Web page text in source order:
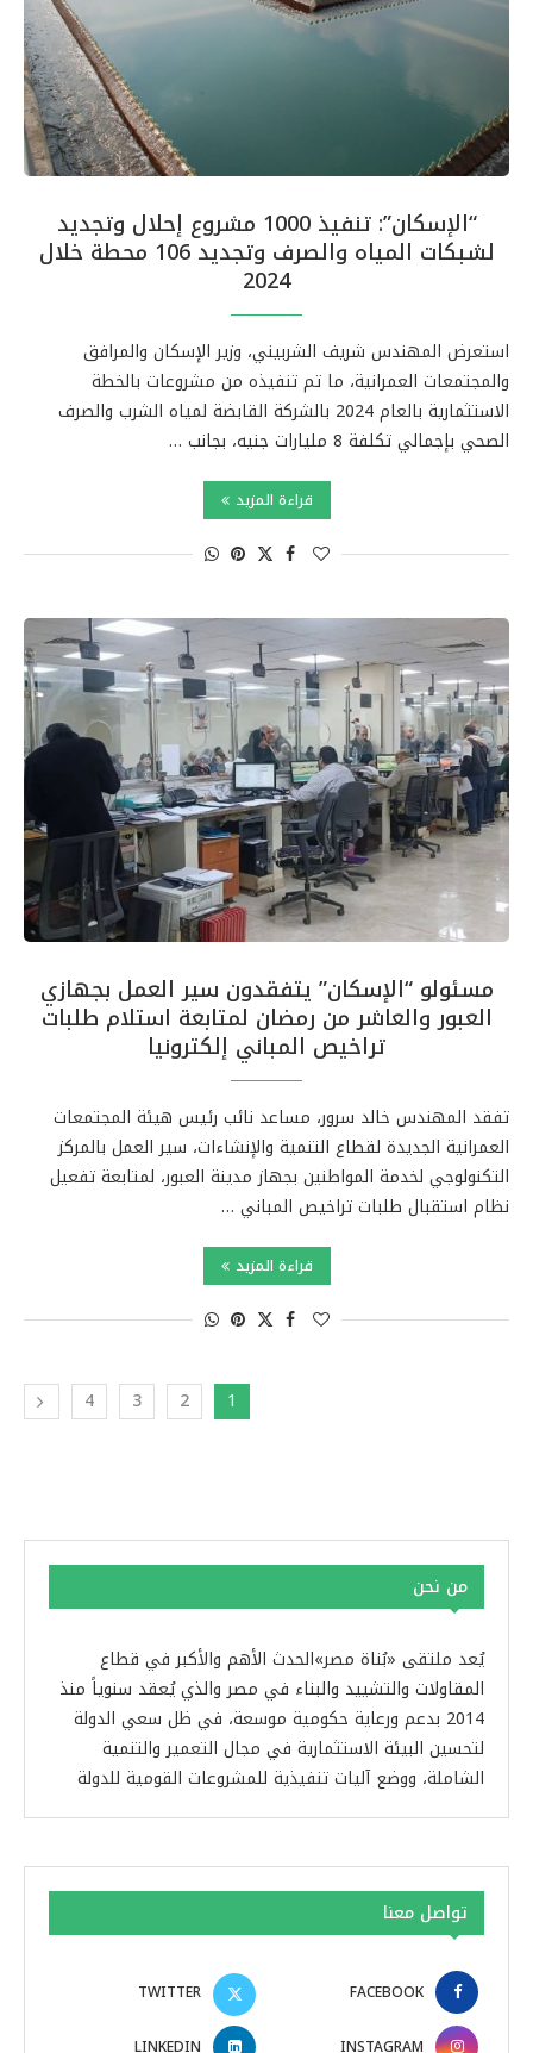
“الإسكان”: تنفيذ 1000 مشروع إحلال وتجديد
لشبكات المياه والصرف وتجديد 106 محطة خلال
2024
استعرض المهندس شريف الشربيني، وزير الإسكان والمرافق
والمجتمعات العمرانية، ما تم تنفيذه من مشروعات بالخطة
الاستثمارية بالعام 2024 بالشركة القابضة لمياه الشرب والصرف
الصحي بإجمالي تكلفة 8 مليارات جنيه، بجانب …
قراءة المزيد
مسئولو “الإسكان” يتفقدون سير العمل بجهازي
العبور والعاشر من رمضان لمتابعة استلام طلبات
تراخيص المباني إلكترونيا
تفقد المهندس خالد سرور، مساعد نائب رئيس هيئة المجتمعات
العمرانية الجديدة لقطاع التنمية والإنشاءات، سير العمل بالمركز
التكنولوجي لخدمة المواطنين بجهاز مدينة العبور، لمتابعة تفعيل
نظام استقبال طلبات تراخيص المباني …
قراءة المزيد
1
2
3
4
من نحن
يُعد ملتقى «بُناة مصر»الحدث الأهم والأكبر في قطاع
المقاولات والتشييد والبناء في مصر والذي يُعقد سنوياً منذ
2014 بدعم ورعاية حكومية موسعة، في ظل سعي الدولة
لتحسين البيئة الاستثمارية في مجال التعمير والتنمية
الشاملة، ووضع آليات تنفيذية للمشروعات القومية للدولة
تواصل معنا
FACEBOOK
TWITTER
INSTAGRAM
LINKEDIN